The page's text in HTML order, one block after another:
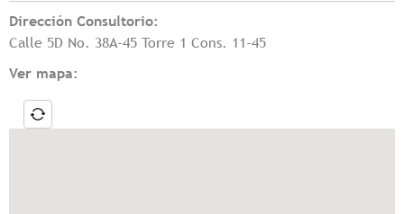
Dirección Consultorio:
Calle 5D No. 38A-45 Torre 1 Cons. 11-45
Ver mapa: